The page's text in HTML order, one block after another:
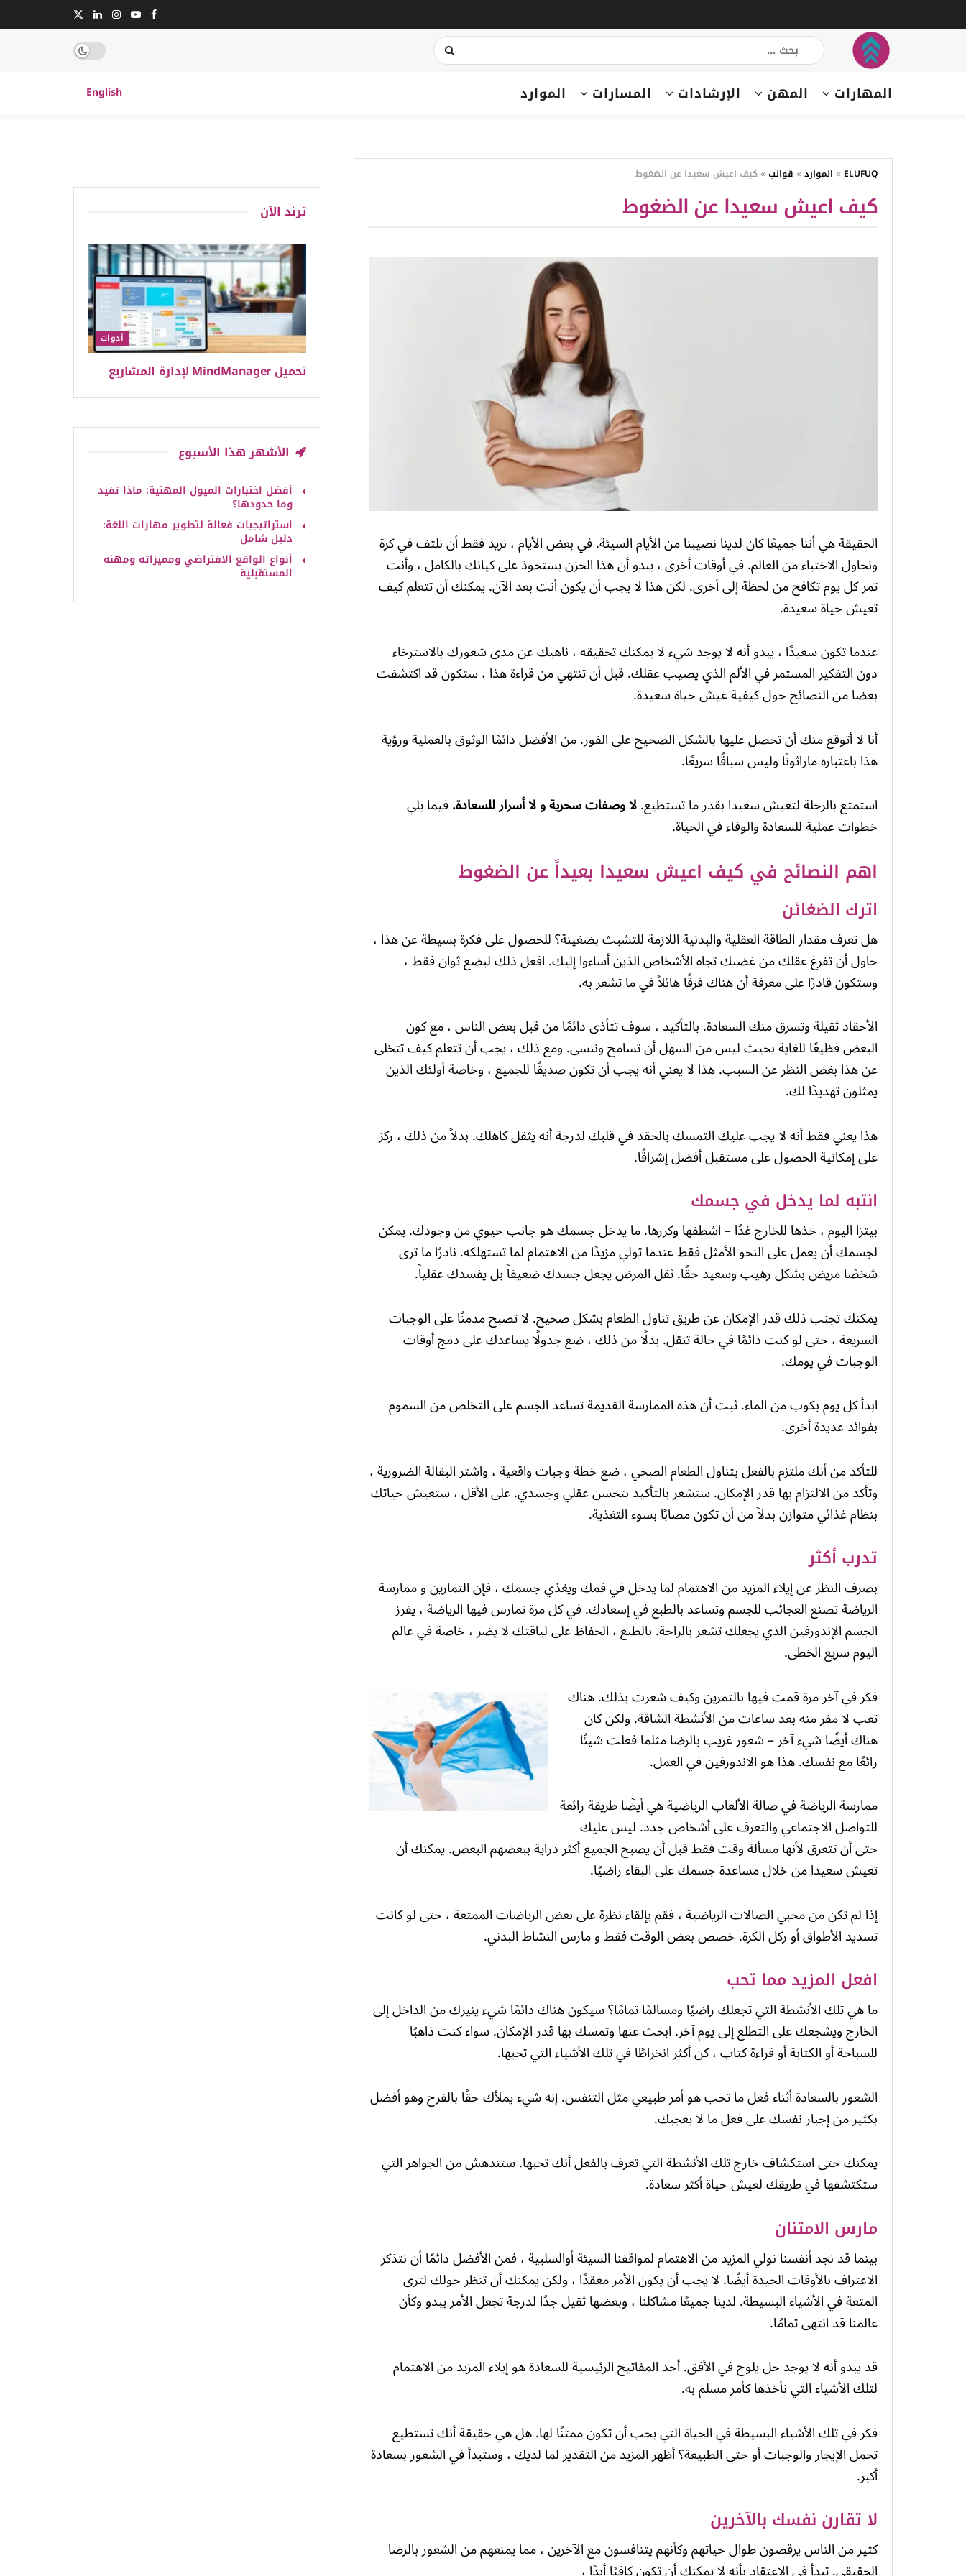
المهارات المهن الإرشادات المسارات الموارد English
ELUFUQ
» الموارد » قوالب »كيف اعيش سعيدا عن الضغوط
كيف اعيش سعيدا عن الضغوط
الحقيقة هي أننا جميعًا كان لدينا نصيبنا من الأيام السيئة. في بعض الأيام ، نريد فقط أن نلتف في كرة
ونحاول الاختباء من العالم. في أوقات أخرى ، يبدو أن هذا الحزن يستحوذ على كيانك بالكامل ، وأنت
تمر كل يوم تكافح من لحظة إلى أخرى. لكن هذا لا يجب أن يكون أنت بعد الآن. يمكنك أن تتعلم كيف
تعيش حياة سعيدة.
عندما تكون سعيدًا ، يبدو أنه لا يوجد شيء لا يمكنك تحقيقه ، ناهيك عن مدى شعورك بالاسترخاء
دون التفكير المستمر في الألم الذي يصيب عقلك. قبل أن تنتهي من قراءة هذا ، ستكون قد اكتشفت
بعضا من النصائح حول كيفية عيش حياة سعيدة.
أنا لا أتوقع منك أن تحصل عليها بالشكل الصحيح على الفور. من الأفضل دائمًا الوثوق بالعملية ورؤية
هذا باعتباره ماراثونًا وليس سباقًا سريعًا.
استمتع بالرحلة لتعيش سعيدا بقدر ما تستطيع.لا وصفات سحرية و لا أسرار للسعادة.فيما يلي
خطوات عملية للسعادة والوفاء في الحياة.
اهم النصائح في كيف اعيش سعيدا بعيداً عن الضغوط
اترك الضغائن
هل تعرف مقدار الطاقة العقلية والبدنية اللازمة للتشبث بضغينة؟ للحصول على فكرة بسيطة عن هذا ،
حاول أن تفرغ عقلك من غضبك تجاه الأشخاص الذين أساءوا إليك. افعل ذلك لبضع ثوان فقط ،
وستكون قادرًا على معرفة أن هناك فرقًا هائلاً في ما تشعر به.
الأحقاد ثقيلة وتسرق منك السعادة. بالتأكيد ، سوف تتأذى دائمًا من قبل بعض الناس ، مع كون
البعض فظيعًا للغاية بحيث ليس من السهل أن تسامح وننسى. ومع ذلك ، يجب أن تتعلم كيف تتخلى
عن هذا بغض النظر عن السبب. هذا لا يعني أنه يجب أن تكون صديقًا للجميع ، وخاصة أولئك الذين
يمثلون تهديدًا لك.
هذا يعني فقط أنه لا يجب عليك التمسك بالحقد في قلبك لدرجة أنه يثقل كاهلك. بدلاً من ذلك ، ركز
على إمكانية الحصول على مستقبل أفضل إشراقًا.
انتبه لما يدخل في جسمك
بيتزا اليوم ، خذها للخارج غدًا – اشطفها وكررها. ما يدخل جسمك هو جانب حيوي من وجودك. يمكن
لجسمك أن يعمل على النحو الأمثل فقط عندما تولي مزيدًا من الاهتمام لما تستهلكه. نادرًا ما ترى
شخصًا مريض بشكل رهيب وسعيد حقًا. ثقل المرض يجعل جسدك ضعيفاً بل يفسدك عقلياً.
يمكنك تجنب ذلك قدر الإمكان عن طريق تناول الطعام بشكل صحيح. لا تصبح مدمنًا على الوجبات
السريعة ، حتى لو كنت دائمًا في حالة تنقل. بدلًا من ذلك ، ضع جدولًا يساعدك على دمج أوقات
الوجبات في يومك.
ابدأ كل يوم بكوب من الماء. ثبت أن هذه الممارسة القديمة تساعد الجسم على التخلص من السموم
بفوائد عديدة أخرى.
للتأكد من أنك ملتزم بالفعل بتناول الطعام الصحي ، ضع خطة وجبات واقعية ، واشتر البقالة الضرورية ،
وتأكد من الالتزام بها قدر الإمكان. ستشعر بالتأكيد بتحسن عقلي وجسدي. على الأقل ، ستعيش حياتك
بنظام غذائي متوازن بدلاً من أن تكون مصابًا بسوء التغذية.
تدرب أكثر
بصرف النظر عن إيلاء المزيد من الاهتمام لما يدخل في فمك ويغذي جسمك ، فإن التمارين و ممارسة
الرياضة تصنع العجائب للجسم وتساعد بالطبع في إسعادك. في كل مرة تمارس فيها الرياضة ، يفرز
الجسم الإندورفين الذي يجعلك تشعر بالراحة. بالطبع ، الحفاظ على لياقتك لا يضر ، خاصة في عالم
اليوم سريع الخطى.
فكر في آخر مرة قمت فيها بالتمرين وكيف شعرت بذلك. هناك
تعب لا مفر منه بعد ساعات من الأنشطة الشاقة. ولكن كان
هناك أيضًا شيء آخر – شعور غريب بالرضا مثلما فعلت شيئًا
رائعًا مع نفسك. هذا هو الاندورفين في العمل.
ممارسة الرياضة في صالة الألعاب الرياضية هي أيضًا طريقة رائعة
للتواصل الاجتماعي والتعرف على أشخاص جدد. ليس عليك
حتى أن تتعرق لأنها مسألة وقت فقط قبل أن يصبح الجميع أكثر دراية ببعضهم البعض. يمكنك أن
تعيش سعيدا من خلال مساعدة جسمك على البقاء راضيًا.
إذا لم تكن من محبي الصالات الرياضية ، فقم بإلقاء نظرة على بعض الرياضات الممتعة ، حتى لو كانت
تسديد الأطواق أو ركل الكرة. خصص بعض الوقت فقط و مارس النشاط البدني.
افعل المزيد مما تحب
ما هي تلك الأنشطة التي تجعلك راضيًا ومسالمًا تمامًا؟ سيكون هناك دائمًا شيء ينيرك من الداخل إلى
الخارج ويشجعك على التطلع إلى يوم آخر. ابحث عنها وتمسك بها قدر الإمكان. سواء كنت ذاهبًا
للسباحة أو الكتابة أو قراءة كتاب ، كن أكثر انخراطًا في تلك الأشياء التي تحبها.
الشعور بالسعادة أثناء فعل ما تحب هو أمر طبيعي مثل التنفس. إنه شيء يملأك حقًا بالفرح وهو أفضل
بكثير من إجبار نفسك على فعل ما لا يعجبك.
يمكنك حتى استكشاف خارج تلك الأنشطة التي تعرف بالفعل أنك تحبها. ستندهش من الجواهر التي
ستكتشفها في طريقك لعيش حياة أكثر سعادة.
مارس الامتنان
بينما قد نجد أنفسنا نولي المزيد من الاهتمام لمواقفنا السيئة أوالسلبية ، فمن الأفضل دائمًا أن نتذكر
الاعتراف بالأوقات الجيدة أيضًا. لا يجب أن يكون الأمر معقدًا ، ولكن يمكنك أن تنظر حولك لترى
المتعة في الأشياء البسيطة. لدينا جميعًا مشاكلنا ، وبعضها ثقيل جدًا لدرجة تجعل الأمر يبدو وكأن
عالمنا قد انتهى تمامًا.
قد يبدو أنه لا يوجد حل يلوح في الأفق. أحد المفاتيح الرئيسية للسعادة هو إيلاء المزيد من الاهتمام
لتلك الأشياء التي نأخذها كأمر مسلم به.
فكر في تلك الأشياء البسيطة في الحياة التي يجب أن تكون ممتنًا لها. هل هي حقيقة أنك تستطيع
تحمل الإيجار والوجبات أو حتى الطبيعة؟ أظهر المزيد من التقدير لما لديك ، وستبدأ في الشعور بسعادة
أكبر.
لا تقارن نفسك بالآخرين
كثير من الناس يرقصون طوال حياتهم وكأنهم يتنافسون مع الآخرين ، مما يمنعهم من الشعور بالرضا
ترند الٱن
أدوات
تحميل MindManager لإدارة المشاريع
الأشهر هذا الأسبوع
أفضل اختبارات الميول المهنية: ماذا تفيد
وما حدودها؟
استراتيجيات فعالة لتطوير مهارات اللغة:
دليل شامل
أنواع الواقع الافتراضي ومميزاته ومهنه
المستقبلية